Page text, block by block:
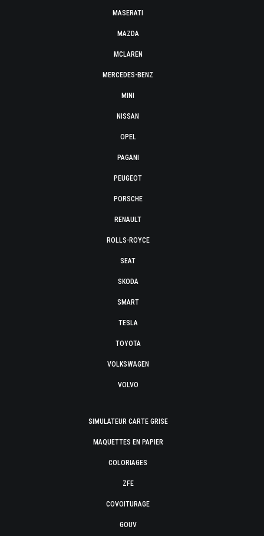
MASERATI
MAZDA
MCLAREN
MERCEDES-BENZ
MINI
NISSAN
OPEL
PAGANI
PEUGEOT
PORSCHE
RENAULT
ROLLS-ROYCE
SEAT
SKODA
SMART
TESLA
TOYOTA
VOLKSWAGEN
VOLVO
SIMULATEUR CARTE GRISE
MAQUETTES EN PAPIER
COLORIAGES
ZFE
COVOITURAGE
GOUV